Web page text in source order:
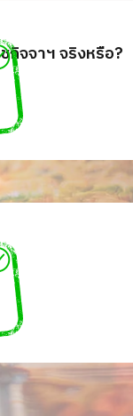
จจาฯ จริงหรือ?